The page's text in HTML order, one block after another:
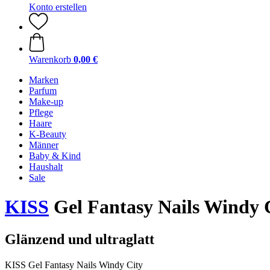
Konto erstellen
Warenkorb 0,00 €
Marken
Parfum
Make-up
Pflege
Haare
K-Beauty
Männer
Baby & Kind
Haushalt
Sale
KISS Gel Fantasy Nails Windy
Glänzend und ultraglatt
KISS Gel Fantasy Nails Windy City